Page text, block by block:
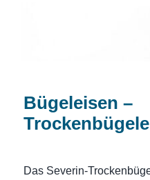
Bügeleisen –
Das Severin-